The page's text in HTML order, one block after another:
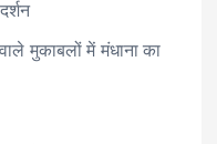
मुकाबलों में मंधाना का